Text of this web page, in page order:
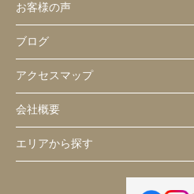
お客様の声
ブログ
アクセスマップ
会社概要
エリアから探す